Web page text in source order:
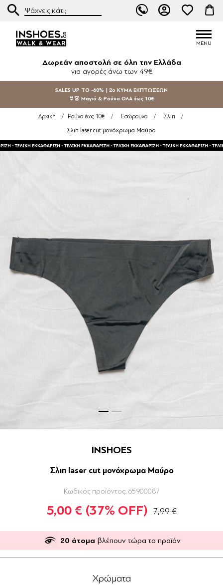
Δωρεάν αποστολή σε όλη την Ελλάδα
για αγορές άνω των 49€
SALES UP TO -60% | 2ο ΚΥΜΑ ΕΚΠΤΩΣΕΩΝ
👙👗 Μαγιό & Ρούχα ΟΛΑ έως 10€
Αρχική / Ρούχα έως 10€ / Εσώρουχα / Σλιπ /
Σλιπ laser cut μονόχρωμα Μαύρο
INSHOES
Σλιπ laser cut μονόχρωμα Μαύρο
Κωδικός προϊόντος: 65900087
5,00 € (37% OFF) 7,99 €
20 άτομα βλέπουν τώρα το προϊόν
Χρώματα